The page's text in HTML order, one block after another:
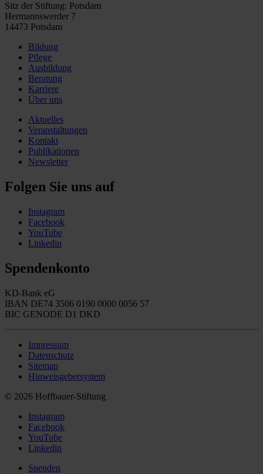
Sitz der Stiftung: Potsdam
Hermannswerder 7
14473 Potsdam
Bildung
Pflege
Ausbildung
Beratung
Karriere
Über uns
Aktuelles
Veranstaltungen
Kontakt
Publikationen
Newsletter
Folgen Sie uns auf
Instagram
Facebook
YouTube
Linkedin
Spendenkonto
KD-Bank eG
IBAN DE74 3506 0190 0000 0056 57
BIC GENODE D1 DKD
Impressum
Datenschutz
Sitemap
Hinweisgebersystem
© 2026 Hoffbauer-Stiftung
Instagram
Facebook
YouTube
Linkedin
Spenden